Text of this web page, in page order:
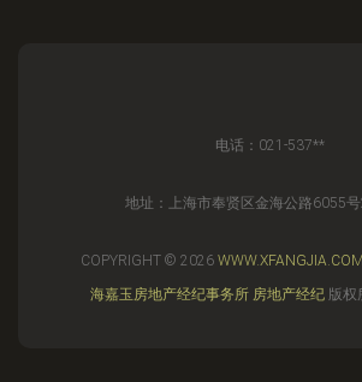
电话：021-537**
地址：上海市奉贤区金海公路6055
COPYRIGHT © 2026 WWW.XFANGJIA.COM
海嘉玉房地产经纪事务所 房地产经纪 版权